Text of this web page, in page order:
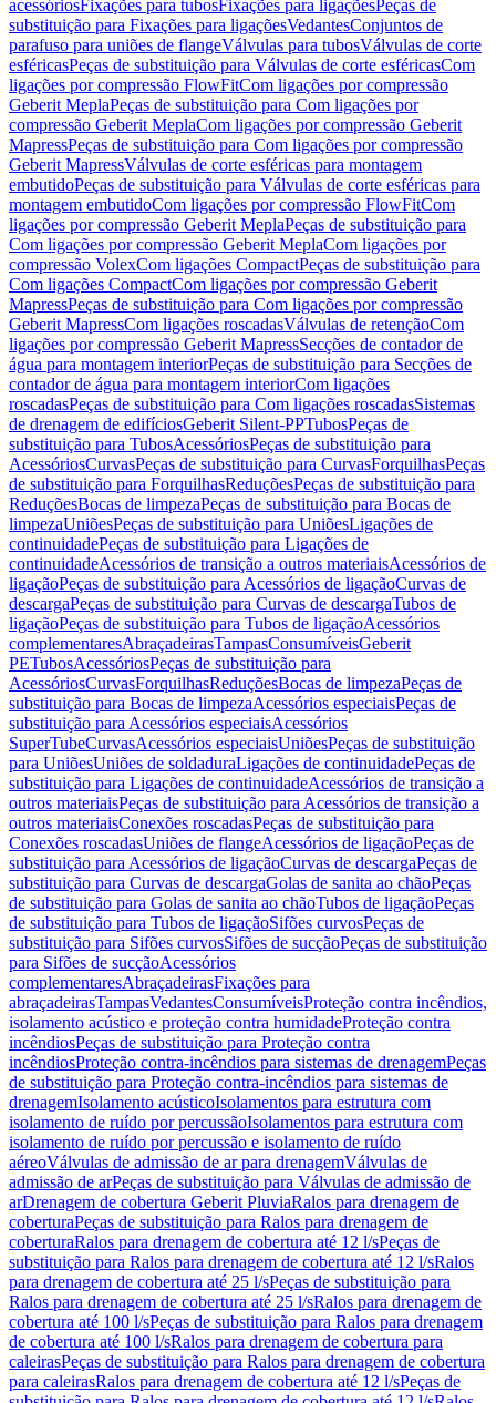
acessóriosFixações para tubosFixações para ligaçõesPeças de
substituição para Fixações para ligaçõesVedantesConjuntos de
parafuso para uniões de flangeVálvulas para tubosVálvulas de corte
esféricasPeças de substituição para Válvulas de corte esféricasCom
ligações por compressão FlowFitCom ligações por compressão
Geberit MeplaPeças de substituição para Com ligações por
compressão Geberit MeplaCom ligações por compressão Geberit
MapressPeças de substituição para Com ligações por compressão
Geberit MapressVálvulas de corte esféricas para montagem
embutidoPeças de substituição para Válvulas de corte esféricas para
montagem embutidoCom ligações por compressão FlowFitCom
ligações por compressão Geberit MeplaPeças de substituição para
Com ligações por compressão Geberit MeplaCom ligações por
compressão VolexCom ligações CompactPeças de substituição para
Com ligações CompactCom ligações por compressão Geberit
MapressPeças de substituição para Com ligações por compressão
Geberit MapressCom ligações roscadasVálvulas de retençãoCom
ligações por compressão Geberit MapressSecções de contador de
água para montagem interiorPeças de substituição para Secções de
contador de água para montagem interiorCom ligações
roscadasPeças de substituição para Com ligações roscadasSistemas
de drenagem de edifíciosGeberit Silent-PPTubosPeças de
substituição para TubosAcessóriosPeças de substituição para
AcessóriosCurvasPeças de substituição para CurvasForquilhasPeças
de substituição para ForquilhasReduçõesPeças de substituição para
ReduçõesBocas de limpezaPeças de substituição para Bocas de
limpezaUniõesPeças de substituição para UniõesLigações de
continuidadePeças de substituição para Ligações de
continuidadeAcessórios de transição a outros materiaisAcessórios de
ligaçãoPeças de substituição para Acessórios de ligaçãoCurvas de
descargaPeças de substituição para Curvas de descargaTubos de
ligaçãoPeças de substituição para Tubos de ligaçãoAcessórios
complementaresAbraçadeirasTampasConsumíveisGeberit
PETubosAcessóriosPeças de substituição para
AcessóriosCurvasForquilhasReduçõesBocas de limpezaPeças de
substituição para Bocas de limpezaAcessórios especiaisPeças de
substituição para Acessórios especiaisAcessórios
SuperTubeCurvasAcessórios especiaisUniõesPeças de substituição
para UniõesUniões de soldaduraLigações de continuidadePeças de
substituição para Ligações de continuidadeAcessórios de transição a
outros materiaisPeças de substituição para Acessórios de transição a
outros materiaisConexões roscadasPeças de substituição para
Conexões roscadasUniões de flangeAcessórios de ligaçãoPeças de
substituição para Acessórios de ligaçãoCurvas de descargaPeças de
substituição para Curvas de descargaGolas de sanita ao chãoPeças
de substituição para Golas de sanita ao chãoTubos de ligaçãoPeças
de substituição para Tubos de ligaçãoSifões curvosPeças de
substituição para Sifões curvosSifões de sucçãoPeças de substituição
para Sifões de sucçãoAcessórios
complementaresAbraçadeirasFixações para
abraçadeirasTampasVedantesConsumíveisProteção contra incêndios,
isolamento acústico e proteção contra humidadeProteção contra
incêndiosPeças de substituição para Proteção contra
incêndiosProteção contra-incêndios para sistemas de drenagemPeças
de substituição para Proteção contra-incêndios para sistemas de
drenagemIsolamento acústicoIsolamentos para estrutura com
isolamento de ruído por percussãoIsolamentos para estrutura com
isolamento de ruído por percussão e isolamento de ruído
aéreoVálvulas de admissão de ar para drenagemVálvulas de
admissão de arPeças de substituição para Válvulas de admissão de
arDrenagem de cobertura Geberit PluviaRalos para drenagem de
coberturaPeças de substituição para Ralos para drenagem de
coberturaRalos para drenagem de cobertura até 12 l/sPeças de
substituição para Ralos para drenagem de cobertura até 12 l/sRalos
para drenagem de cobertura até 25 l/sPeças de substituição para
Ralos para drenagem de cobertura até 25 l/sRalos para drenagem de
cobertura até 100 l/sPeças de substituição para Ralos para drenagem
de cobertura até 100 l/sRalos para drenagem de cobertura para
caleirasPeças de substituição para Ralos para drenagem de cobertura
para caleirasRalos para drenagem de cobertura até 12 l/sPeças de